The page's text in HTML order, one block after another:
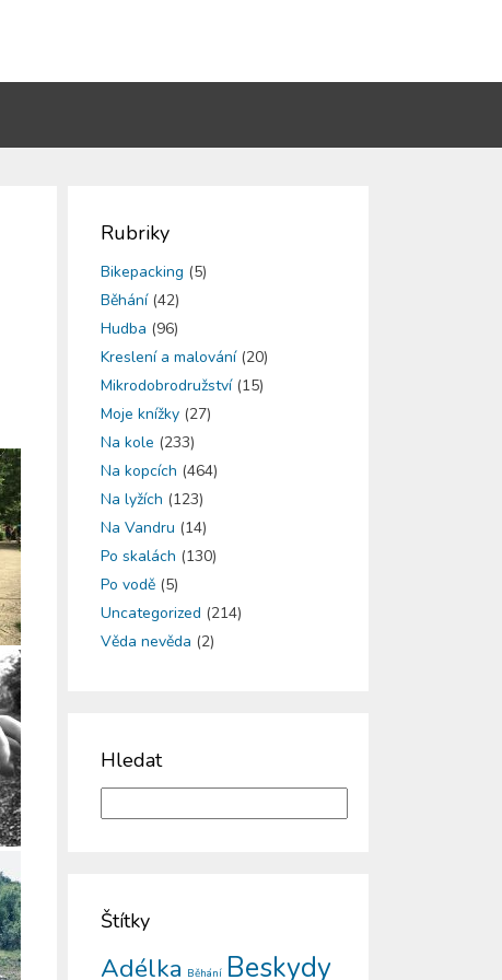
Rubriky
Bikepacking (5)
Běhání(42)
Hudba (96)
Kreslení a malování(20)
Mikrodobrodružství(15)
Moje knížky (27)
Na kole (233)
Na kopcích (464)
Na lyžích (123)
Na Vandru (14)
Po skalách (130)
Po vodě (5)
Uncategorized (214)
Věda nevěda (2)
Hledat
Štítky
Adélka Běhání Beskydy